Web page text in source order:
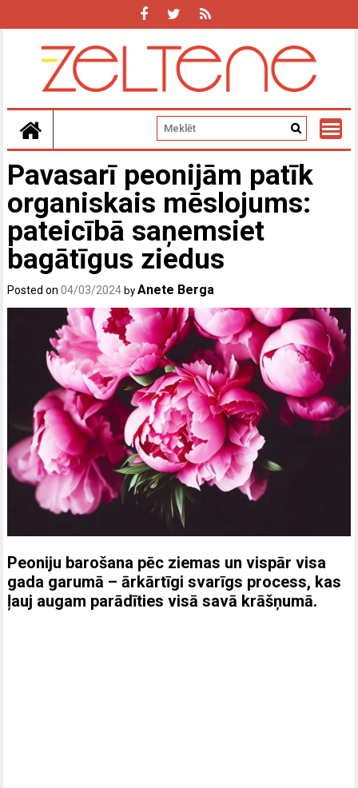
Pavasarī peonijām patīk
organiskais mēslojums:
pateicībā saņemsiet
bagātīgus ziedus
Posted on04/03/2024 byAnete Berga
Peoniju barošana pēc ziemas un vispār visa
gada garumā – ārkārtīgi svarīgs process, kas
ļauj augam parādīties visā savā krāšņumā.